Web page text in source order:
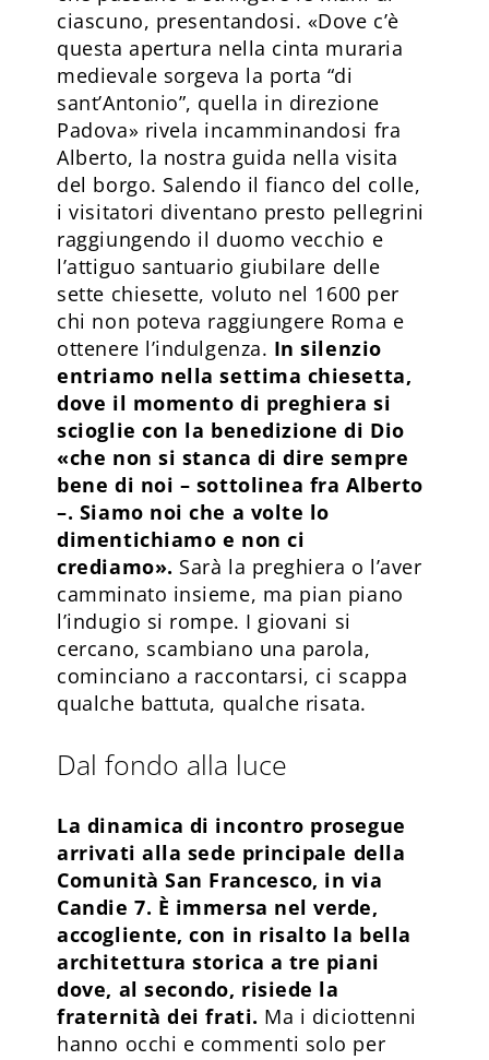
ciascuno, presentandosi. «Dove c’è
questa apertura nella cinta muraria
medievale sorgeva la porta “di
sant’Antonio”, quella in direzione
Padova» rivela incamminandosi fra
Alberto, la nostra guida nella visita
del borgo. Salendo il fianco del colle,
i visitatori diventano presto pellegrini
raggiungendo il duomo vecchio e
l’attiguo santuario giubilare delle
sette chiesette, voluto nel 1600 per
chi non poteva raggiungere Roma e
ottenere l’indulgenza. In silenzio
entriamo nella settima chiesetta,
dove il momento di preghiera si
scioglie con la benedizione di Dio
«che non si stanca di dire sempre
bene di noi – sottolinea fra Alberto
–. Siamo noi che a volte lo
dimentichiamo e non ci
crediamo». Sarà la preghiera o l’aver
camminato insieme, ma pian piano
l’indugio si rompe. I giovani si
cercano, scambiano una parola,
cominciano a raccontarsi, ci scappa
qualche battuta, qualche risata.
Dal fondo alla luce
La dinamica di incontro prosegue
arrivati alla sede principale della
Comunità San Francesco, in via
Candie 7. È immersa nel verde,
accogliente, con in risalto la bella
architettura storica a tre piani
dove, al secondo, risiede la
fraternità dei frati. Ma i diciottenni
hanno occhi e commenti solo per